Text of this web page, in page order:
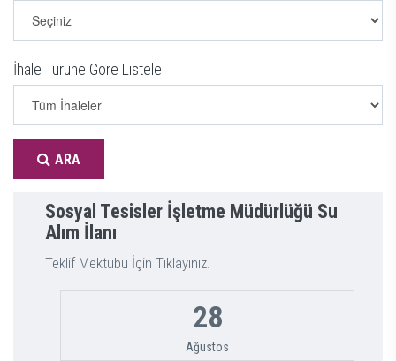
İhale Türüne Göre Listele
ARA
Sosyal Tesisler İşletme Müdürlüğü Su
Alım İlanı
Teklif Mektubu İçin Tıklayınız.
28
Ağustos